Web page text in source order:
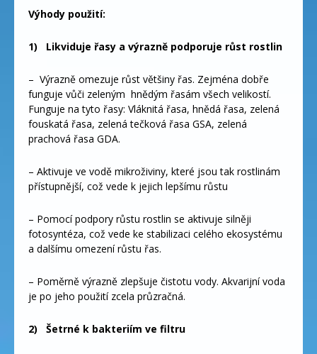
Výhody použití:
1) Likviduje řasy a výrazně podporuje růst rostlin
– Výrazně omezuje růst většiny řas. Zejména dobře
funguje vůči zeleným hnědým řasám všech velikostí.
Funguje na tyto řasy: Vláknitá řasa, hnědá řasa, zelená
fouskatá řasa, zelená tečková řasa GSA, zelená
prachová řasa GDA.
– Aktivuje ve vodě mikroživiny, které jsou tak rostlinám
přístupnější, což vede k jejich lepšímu růstu
– Pomocí podpory růstu rostlin se aktivuje silněji
fotosyntéza, což vede ke stabilizaci celého ekosystému
a dalšímu omezení růstu řas.
– Poměrně výrazně zlepšuje čistotu vody. Akvarijní voda
je po jeho použití zcela průzračná.
2) Šetrné k bakteriím ve filtru